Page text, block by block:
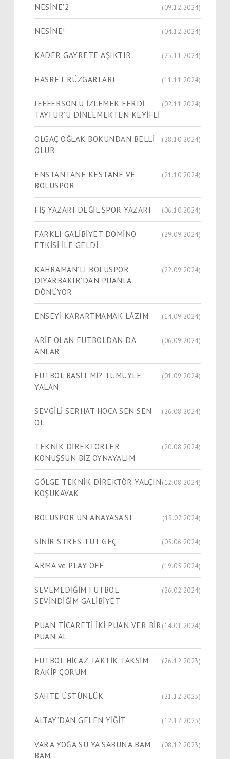
NESİNE’2 (09.12.2024)
NESİNE! (04.12.2024)
KADER GAYRETE AŞIKTIR (25.11.2024)
HASRET RÜZGARLARI (11.11.2024)
JEFFERSON’U İZLEMEK FERDİ
TAYFUR’U DİNLEMEKTEN KEYİFLİ
(02.11.2024)
OLGAÇ OĞLAK BOKUNDAN BELLİ
OLUR
(28.10.2024)
ENSTANTANE KESTANE VE
BOLUSPOR
(21.10.2024)
FİŞ YAZARI DEĞİL SPOR YAZARI (06.10.2024)
FARKLI GALİBİYET DOMİNO
ETKİSİ İLE GELDİ
(29.09.2024)
KAHRAMAN’LI BOLUSPOR
DİYARBAKIR’DAN PUANLA
DÖNÜYOR
(22.09.2024)
ENSEYİ KARARTMAMAK LÂZIM (14.09.2024)
ARİF OLAN FUTBOLDAN DA
ANLAR
(06.09.2024)
FUTBOL BASİT Mİ? TÜMÜYLE
YALAN
(01.09.2024)
SEVGİLİ SERHAT HOCA SEN SEN
OL
(26.08.2024)
TEKNİK DİREKTÖRLER
KONUŞSUN BİZ OYNAYALIM
(20.08.2024)
GÖLGE TEKNİK DİREKTÖR YALÇIN
KOŞUKAVAK
(12.08.2024)
BOLUSPOR’UN ANAYASA’SI (19.07.2024)
SİNİR STRES TUT GEÇ (05.06.2024)
ARMA ve PLAY OFF (19.05.2024)
SEVEMEDİĞİM FUTBOL
SEVİNDİĞİM GALİBİYET
(26.02.2024)
PUAN TİCARETİ İKİ PUAN VER BİR
PUAN AL
(14.01.2024)
FUTBOL HİCAZ TAKTİK TAKSİM
RAKİP ÇORUM
(26.12.2023)
SAHTE ÜSTÜNLÜK (21.12.2023)
ALTAY’DAN GELEN YİĞİT (12.12.2023)
VAR’A YOĞ’A SU’YA SABUN’A BAM
BAM
(08.12.2023)